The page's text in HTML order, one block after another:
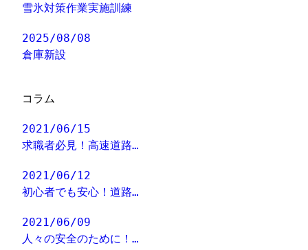
雪氷対策作業実施訓練
2025/08/08
倉庫新設
コラム
2021/06/15
求職者必見！高速道路…
2021/06/12
初心者でも安心！道路…
2021/06/09
人々の安全のために！…